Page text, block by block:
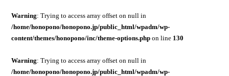
Warning: Trying to access array offset on null in
/home/honopono/honopono.jp/public_html/wpadm/wp-
content/themes/honopono/inc/theme-options.phpon line 130
Warning: Trying to access array offset on null in
/home/honopono/honopono.jp/public_html/wpadm/wp-